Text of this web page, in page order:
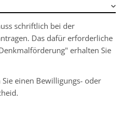
schriftlich bei der
Das dafür erforderliche
erhalten Sie
einen Bewilligungs- oder